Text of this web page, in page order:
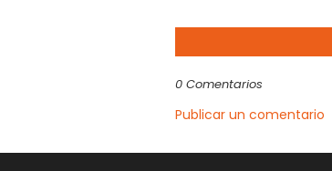
0 Comentarios
Publicar un comentario